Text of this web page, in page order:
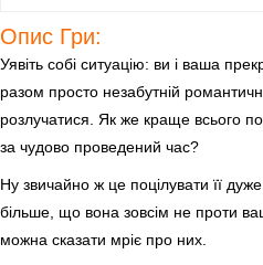
Опис Гри:
Уявіть собі ситуацію: ви і ваша
разом просто незабутній
розлучатися. Як же краще всього
за чудово проведений час?
Ну звичайно ж це поцілувати її
більше, що вона зовсім не проти
можна сказати мріє про них.